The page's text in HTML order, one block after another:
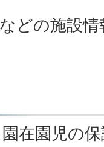
どの施設
在園児の